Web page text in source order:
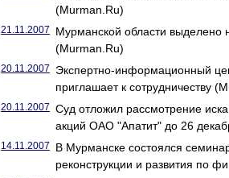
(Murman.Ru)
21.11.2007
Мурманской области выделено
(Murman.Ru)
20.11.2007
Экспертно-информационный
приглашает к сотрудничеству
20.11.2007 Суд отложил рассмотрение
акций ОАО "Апатит" до 26
14.11.2007
В Мурманске состоялся
реконструкции и развития по